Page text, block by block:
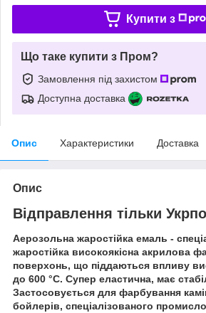
Купити з
Що таке купити з Пром?
Замовлення під захистом
Доступна доставка
Опис Характеристики Доставка
Опис
Відправлення тільки
Аерозольна жаростійка емаль -
жаростійка високоякісна акрилова
поверхонь, що піддаються впливу
до 600 °С. Супер еластична, має
Застосовується для фарбування
бойлерів, спеціалізованого